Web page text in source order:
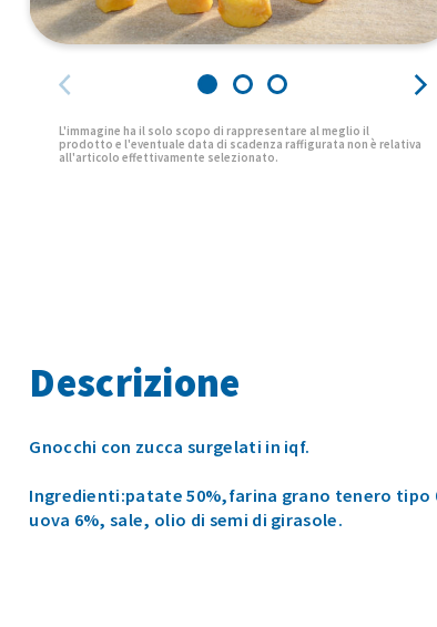
Descrizione
Gnocchi con zucca surgelati in iqf.
Ingredienti:patate 50%,farina grano tenero tipo
uova 6%, sale, olio di semi di girasole.